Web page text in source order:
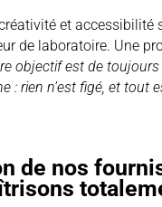
et
de laboratoire. Une
objectif est de toujours
: rien n’est figé, et tout
de nos